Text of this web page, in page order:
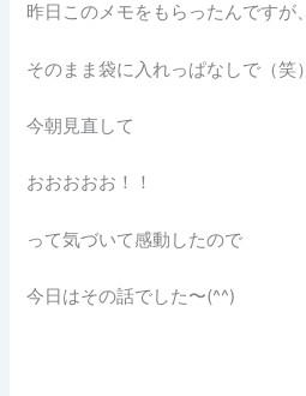
昨日このメモをもらったんですが、
そのまま袋に入れっぱなしで（笑）
今朝見直して
おおおおお！！
って気づいて感動したので
今日はその話でした〜(^^)